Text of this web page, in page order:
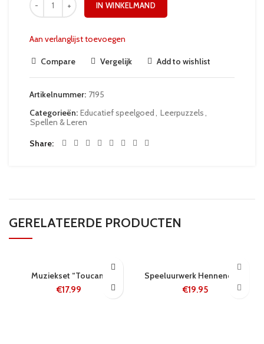
IN WINKELMAND
Aan verlanglijst toevoegen
Compare Vergelijk Add to wishlist
Artikelnummer: 7195
Categorieën: Educatief speelgoed Leerpuzzels
Spellen & Leren
Share
GERELATEERDE PRODUCTEN
Muziekset “Toucan”
€17.99
Speeluurwerk Hennendans
€19.95